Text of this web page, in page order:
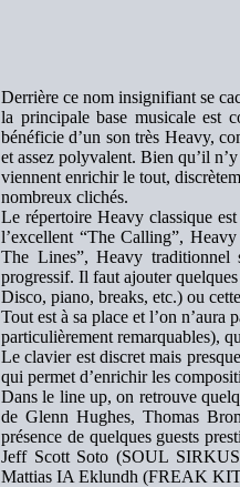
Derrière ce nom insignifiant se
la principale base musicale est
bénéficie d’un son très Heavy,
et assez polyvalent. Bien qu’il
viennent enrichir le tout,
nombreux clichés.
Le répertoire Heavy classique
l’excellent “The Calling”,
The Lines”, Heavy traditionnel
progressif. Il faut ajouter
Disco, piano, breaks, etc.) ou
Tout est à sa place et l’on n’aura
particulièrement remarquables),
Le clavier est discret mais
qui permet d’enrichir les
Dans le line up, on retrouve
de Glenn Hughes, Thomas
présence de quelques guests
Jeff Scott Soto (SOUL
Mattias IA Eklundh (FREAK